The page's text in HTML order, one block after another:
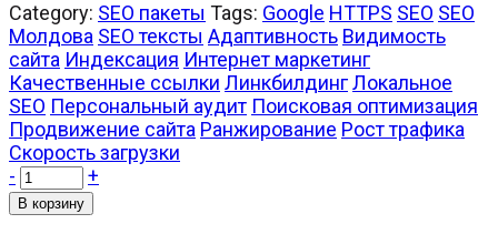
Category: SEO пакеты Tags: Google HTTPS SEO SEO
Молдова SEO тексты Адаптивность Видимость
сайта Индексация Интернет маркетинг
Качественные ссылки ЛинкбилдингЛокальное
SEO Персональный аудит Поисковая оптимизация
Продвижение сайта Ранжирование Рост трафика
Скорость загрузки
-
+
В корзину